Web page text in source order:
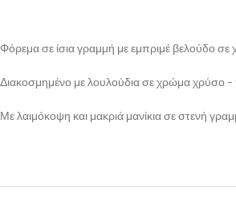
Φόρεμα σε ίσια γραμμή με εμπριμέ βελούδο
Διακοσμημένο με λουλούδια σε χρώμα χρύσο –
Με λαιμόκοψη και μακριά μανίκια σε στενή